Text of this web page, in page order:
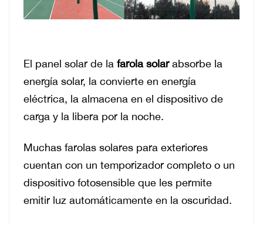
El panel solar de la farola solarabsorbe la
energía solar, la convierte en energía
eléctrica, la almacena en el dispositivo de
carga y la libera por la noche.
Muchas farolas solares para exteriores
cuentan con un temporizador completo o un
dispositivo fotosensible que les permite
emitir luz automáticamente en la oscuridad.